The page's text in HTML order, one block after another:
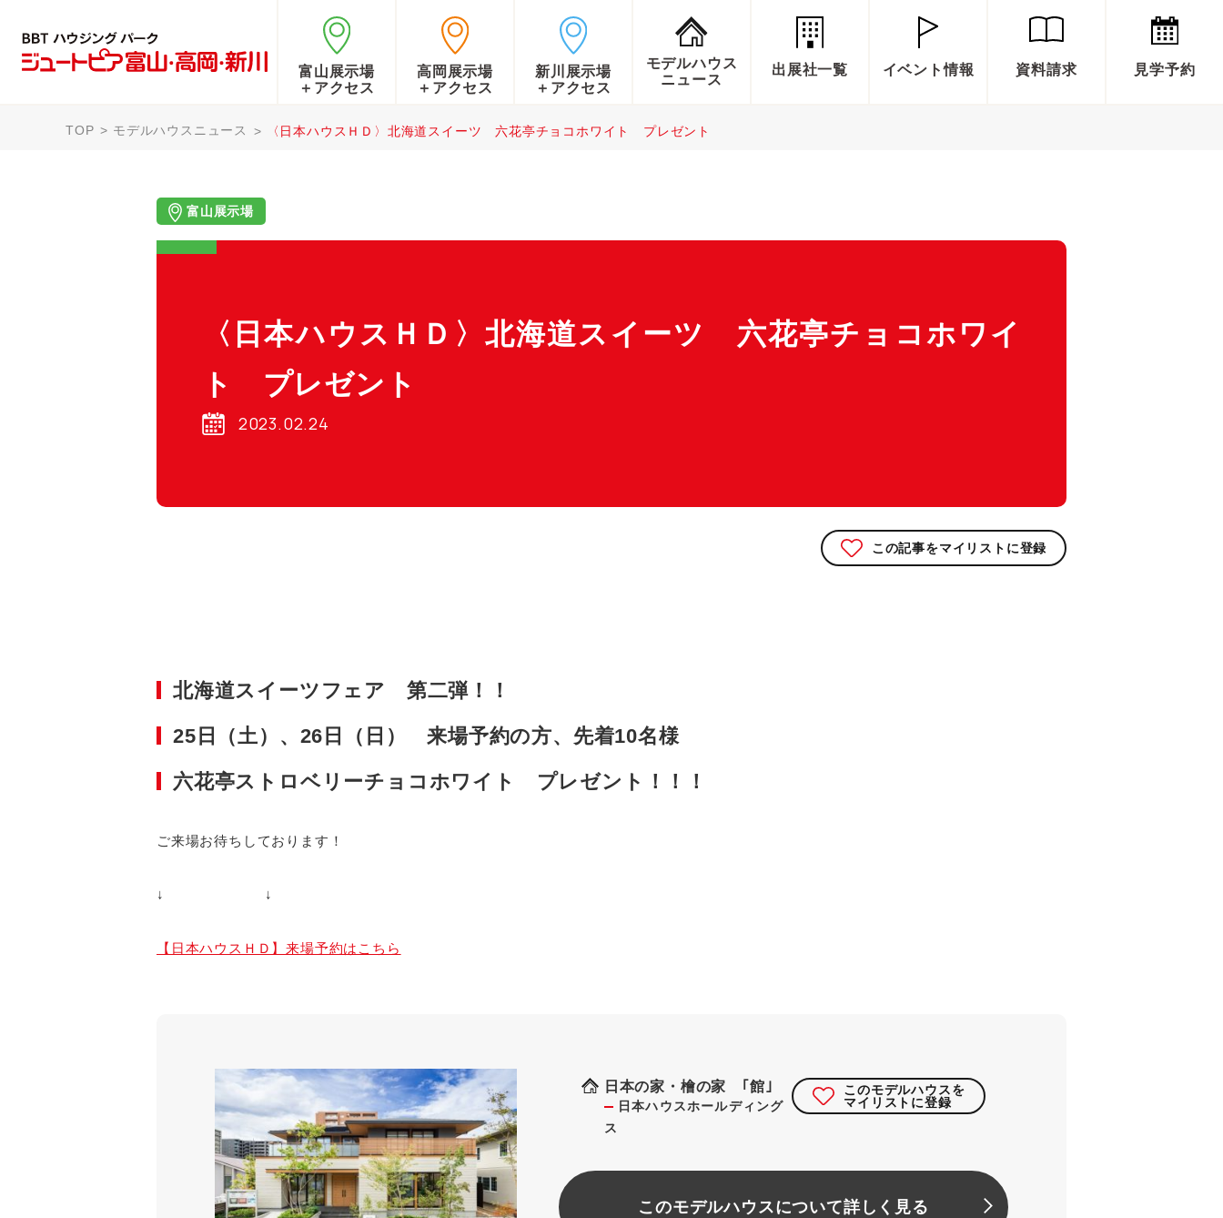
富山展示場
＋アクセス
高岡展示場
＋アクセス
新川展示場
＋アクセス
モデルハウス
ニュース
出展社一覧 イベント情報 資料請求 見学予約
TOP モデルハウスニュース 〈日本ハウスＨＤ〉北海道スイーツ 六花亭チョコホワイト プレゼント
富山展示場
〈日本ハウスＨＤ〉北海道スイーツ 六花亭チョコホワイ
ト プレゼント
2023.02.24
この記事をマイリストに登録
北海道スイーツフェア 第二弾！！
25日（土）、26日（日） 来場予約の方、先着10名様
六花亭ストロベリーチョコホワイト プレゼント！！！
ご来場お待ちしております！
↓ ↓
【日本ハウスＨＤ】来場予約はこちら
日本の家・檜の家 ｢館｣
日本ハウスホールディング
ス
このモデルハウスを
マイリストに登録
このモデルハウスについて詳しく見る